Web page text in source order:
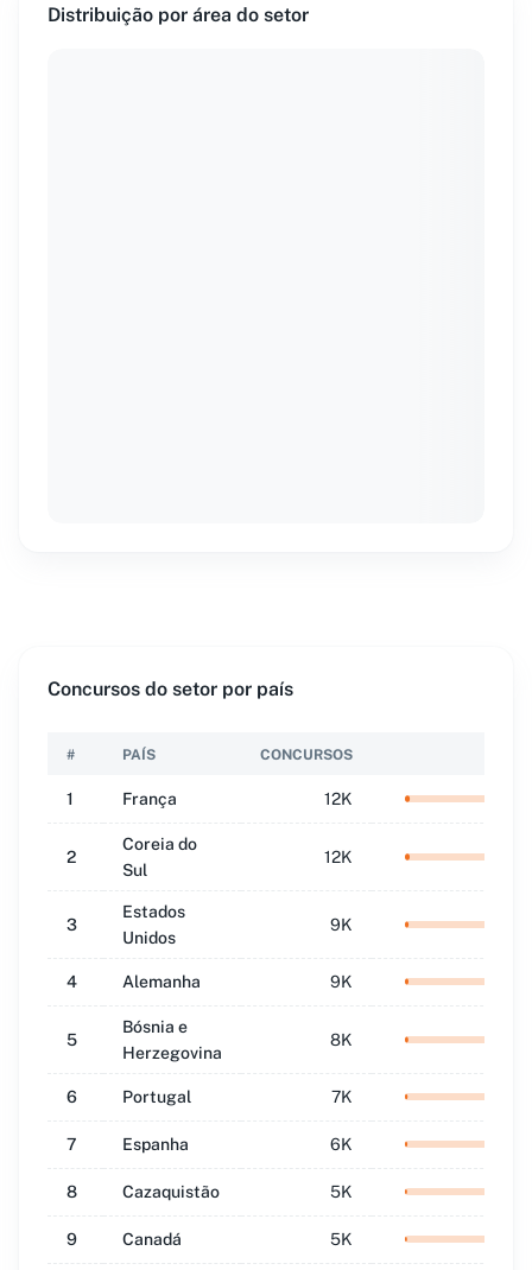
Distribuição por área do setor
Concursos do setor por país
# PAÍS CONCURSOS
1 França 12K
2
Coreia do
Sul
12K
3
Estados
Unidos
9K
4 Alemanha 9K
5
Bósnia e
Herzegovina
8K
6 Portugal 7K
7 Espanha 6K
8 Cazaquistão 5K
9 Canadá 5K